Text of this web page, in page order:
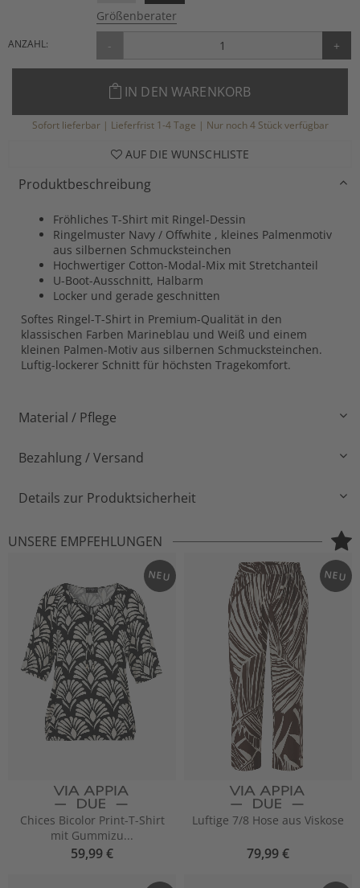
Größenberater
ANZAHL: - +
IN DEN WARENKORB
Sofort lieferbar | Lieferfrist 1-4 Tage | Nur noch 4 Stück verfügbar
AUF DIE WUNSCHLISTE
Produktbeschreibung
Fröhliches T-Shirt mit Ringel-Dessin
Ringelmuster Navy / Offwhite , kleines Palmenmotiv
aus silbernen Schmucksteinchen
Hochwertiger Cotton-Modal-Mix mit Stretchanteil
U-Boot-Ausschnitt, Halbarm
Locker und gerade geschnitten
Softes Ringel-T-Shirt in Premium-Qualität in den
klassischen Farben Marineblau und Weiß und einem
kleinen Palmen-Motiv aus silbernen Schmucksteinchen.
Luftig-lockerer Schnitt für höchsten Tragekomfort.
Material / Pflege
Bezahlung / Versand
Details zur Produktsicherheit
UNSERE EMPFEHLUNGEN
NEU
Chices Bicolor Print-T-Shirt
mit Gummizu...
59,99 €
NEU
Luftige 7/8 Hose aus Viskose
79,99 €